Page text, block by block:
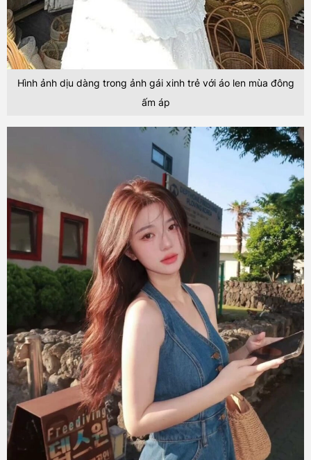
Hình ảnh dịu dàng trong ảnh gái xinh trẻ với áo len mùa đông
ấm áp